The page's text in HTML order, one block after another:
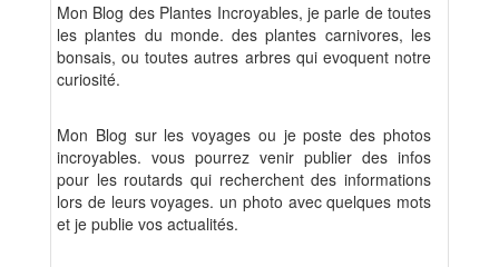
Mon Blog des Plantes Incroyables, je parle de toutes
les plantes du monde. des plantes carnivores, les
bonsais, ou toutes autres arbres qui evoquent notre
curiosité.
Mon Blog sur les voyages ou je poste des photos
incroyables. vous pourrez venir publier des infos
pour les routards qui recherchent des informations
lors de leurs voyages. un photo avec quelques mots
et je publie vos actualités.